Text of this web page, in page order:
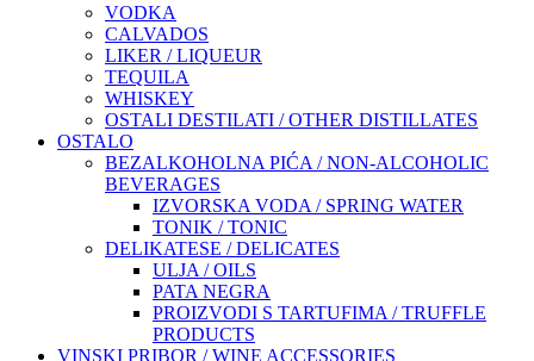
VODKA
CALVADOS
LIKER / LIQUEUR
TEQUILA
WHISKEY
OSTALI DESTILATI / OTHER DISTILLATES
OSTALO
BEZALKOHOLNA PIĆA / NON-ALCOHOLIC
BEVERAGES
IZVORSKA VODA / SPRING WATER
TONIK / TONIC
DELIKATESE / DELICATES
ULJA / OILS
PATA NEGRA
PROIZVODI S TARTUFIMA / TRUFFLE
PRODUCTS
VINSKI PRIBOR / WINE ACCESSORIES